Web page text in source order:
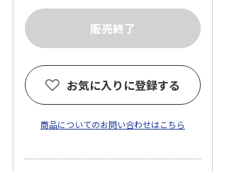
お気に入りに登録する
商品についてのお問い合わせはこちら